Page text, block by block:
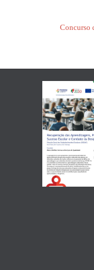
Concurso